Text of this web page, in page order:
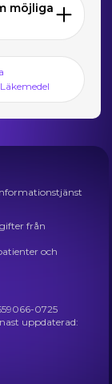
möjliga
från
och
0725
uppdaterad: